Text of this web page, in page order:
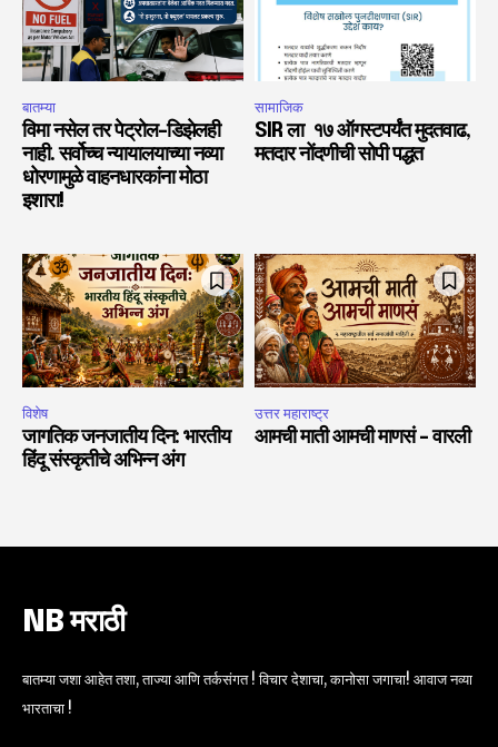
बातम्या
विमा नसेल तर पेट्रोल-डिझेलही
नाही. सर्वोच्च न्यायालयाच्या नव्या
धोरणामुळे वाहनधारकांना मोठा
इशारा!
सामाजिक
SIR ला १७ ऑगस्टपर्यंत मुदतवाढ,
मतदार नोंदणीची सोपी पद्धत
विशेष
जागतिक जनजातीय दिन: भारतीय
हिंदू संस्कृतीचे अभिन्न अंग
उत्तर महाराष्ट्र
आमची माती आमची माणसं – वारली
NB मराठी
बातम्या जशा आहेत तशा, ताज्या आणि तर्कसंगत ! विचार देशाचा, कानोसा जगाचा! आवाज नव्या
भारताचा !